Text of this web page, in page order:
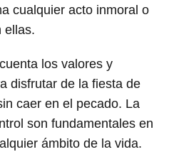
cualquier acto inmoral o
ellas.
los valores y
disfrutar de la fiesta de
caer en el pecado. La
son fundamentales en
ámbito de la vida.